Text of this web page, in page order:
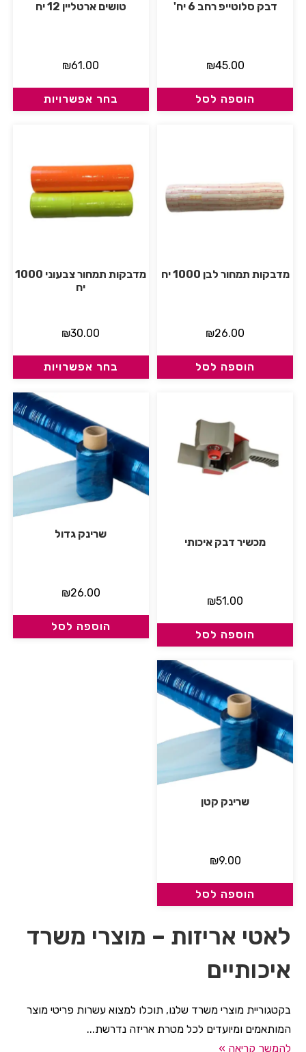
דבק סלוטייפ רחב 6 יח'
₪45.00
הוספה לסל
טושים ארטליין 12 יח
₪61.00
בחר אפשרויות
מדבקות תמחור לבן 1000 יח
₪26.00
הוספה לסל
מדבקות תמחור צבעוני 1000
יח
₪30.00
בחר אפשרויות
מכשיר דבק איכותי
₪51.00
הוספה לסל
שרינק גדול
₪26.00
הוספה לסל
שרינק קטן
₪9.00
הוספה לסל
לאטי אריזות – מוצרי משרד
איכותיים
בקטגוריית מוצרי משרד שלנו, תוכלו למצוא עשרות פריטי מוצר
המותאמים ומיועדים לכל מטרת אריזה נדרשת...
להמשך קריאה »